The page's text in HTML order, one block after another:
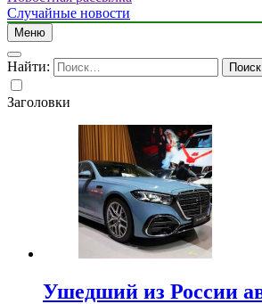
Случайные новости
Меню
Найти:
Заголовки
Ушедший из России